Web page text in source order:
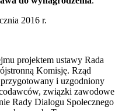
2016 r.
projektem ustawy Rada
Komisję. Rząd
i uzgodniony
związki zawodowe
Rady Dialogu Społecznego